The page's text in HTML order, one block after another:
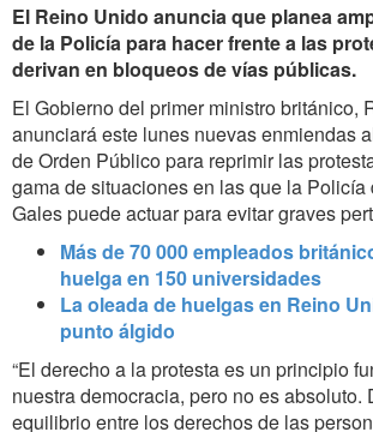
El Reino Unido anuncia que planea
de la Policía para hacer frente a las
derivan en bloqueos de vías públicas.
El Gobierno del primer ministro británico,
anunciará este lunes nuevas enmiendas
de Orden Público para reprimir las
gama de situaciones en las que la Policía
Gales puede actuar para evitar graves
Más de 70 000 empleados
huelga en 150 universidades
La oleada de huelgas en Reino
punto álgido
“El derecho a la protesta es un principio
nuestra democracia, pero no es absoluto.
equilibrio entre los derechos de las